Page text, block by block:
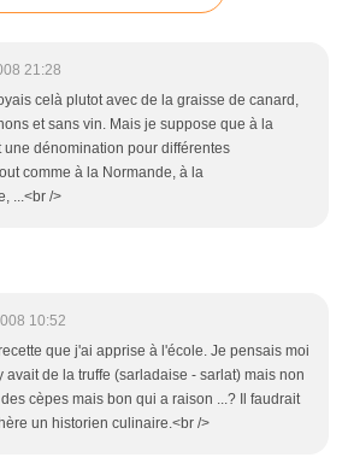
21:28
celà plutot avec de la graisse de canard,
et sans vin. Mais je suppose que à la
une dénomination pour différentes
comme à la Normande, à la
...<br />
10:52
que j'ai apprise à l'école. Je pensais moi
avait de la truffe (sarladaise - sarlat) mais non
cèpes mais bon qui a raison ...? Il faudrait
un historien culinaire.<br />